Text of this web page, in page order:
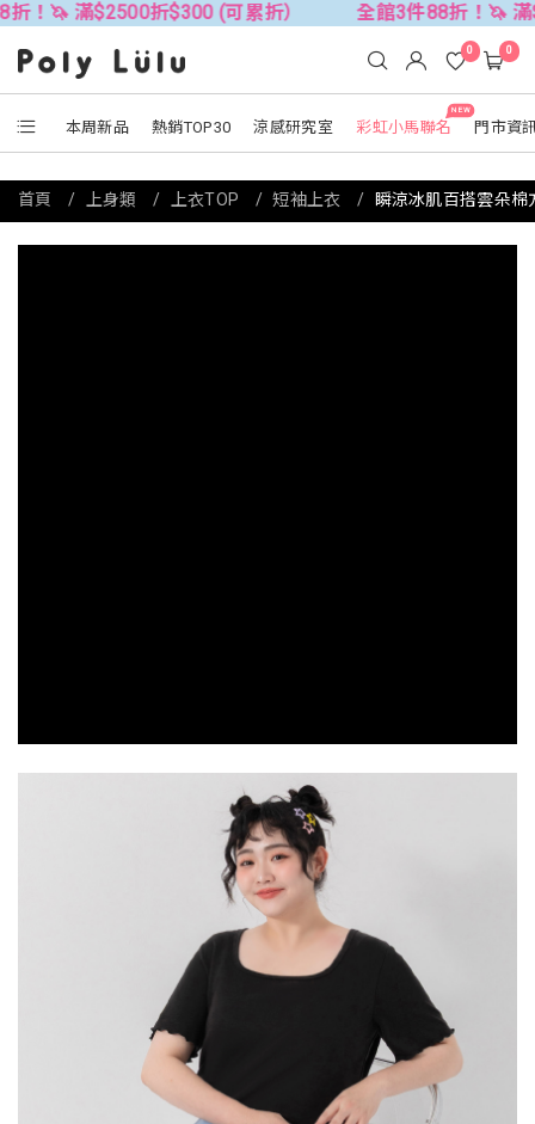
折$300 (可累折） 全館3件88折！🦄 滿$2500折
本周新品 熱銷TOP30 涼感研究室
NEW
彩虹小馬聯名 門市資
0 0
首頁 上身類 上衣TOP 短袖上衣 瞬涼冰肌百搭雲朵棉